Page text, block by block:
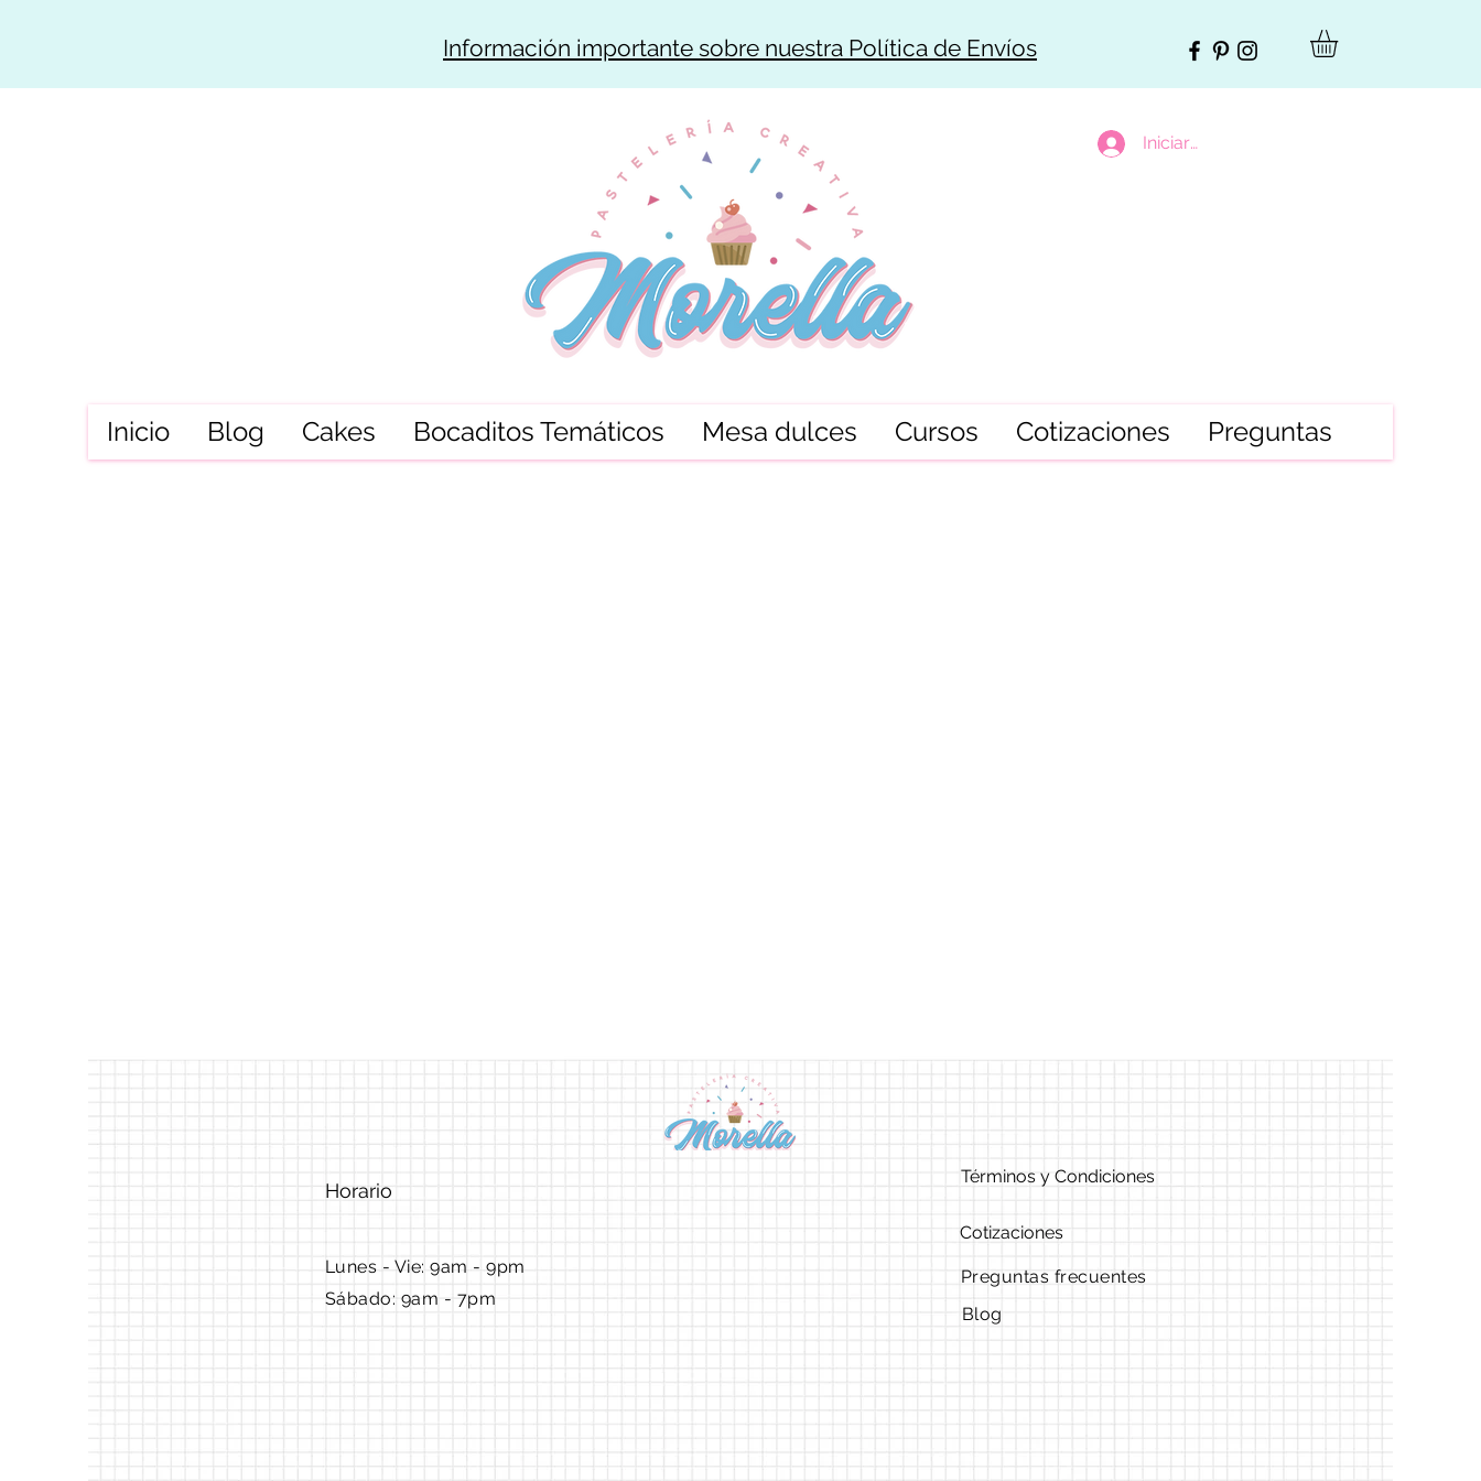
Iniciar sesión
Información importante sobre nuestra Política de Envíos
Inicio Blog Cakes Bocaditos Temáticos Mesa dulces Cursos Cotizaciones Preguntas
Horario
Términos y Condiciones
Cotizaciones
Lunes - Vie: 9am - 9pm ​​
Sábado: 9am - 7pm
Preguntas frecuentes
Blog